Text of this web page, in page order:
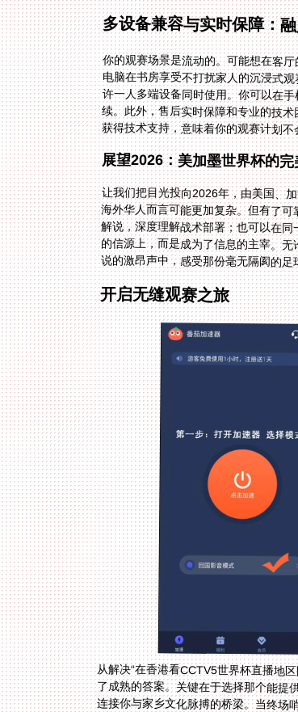
多设备兼容与实时保障：
你的观赛场景是流动的。可能想在客
电脑在书房享受不打扰家人的沉浸式
许一人多端设备同时使用。你可以在
续。此外，售后实时保障和专业的技
获得技术支持，意味着你的观赛计划
展望2026：美加墨世界杯的
让我们把目光投向2026年，由美国、
海外华人而言可能更加复杂。但有了
解说，深度理解战术部署；也可以在
的信源上，而是成为了信息的主宰。
说的激昂声中，感受那份毫无隔阂的足
开启无缝观赛之旅
从解决“在香港看CCTV5世界杯直播地
了成熟的答案。关键在于选择那个能提
连接你与家乡文化脉搏的桥梁。当终场